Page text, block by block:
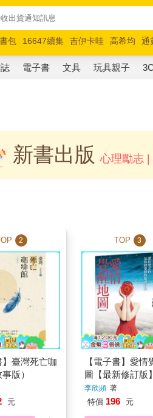
包 16647續集 吉伊卡哇 高希均
通
玩具總動員5 超慢跑
電子書 文具 玩具親子
新書出版 心理勵志 |
2
】臺灣死亡咖
版）
元
TOP 3
【電子書】愛情
圖【最新修訂版】
李欣頻著
特價 196 元